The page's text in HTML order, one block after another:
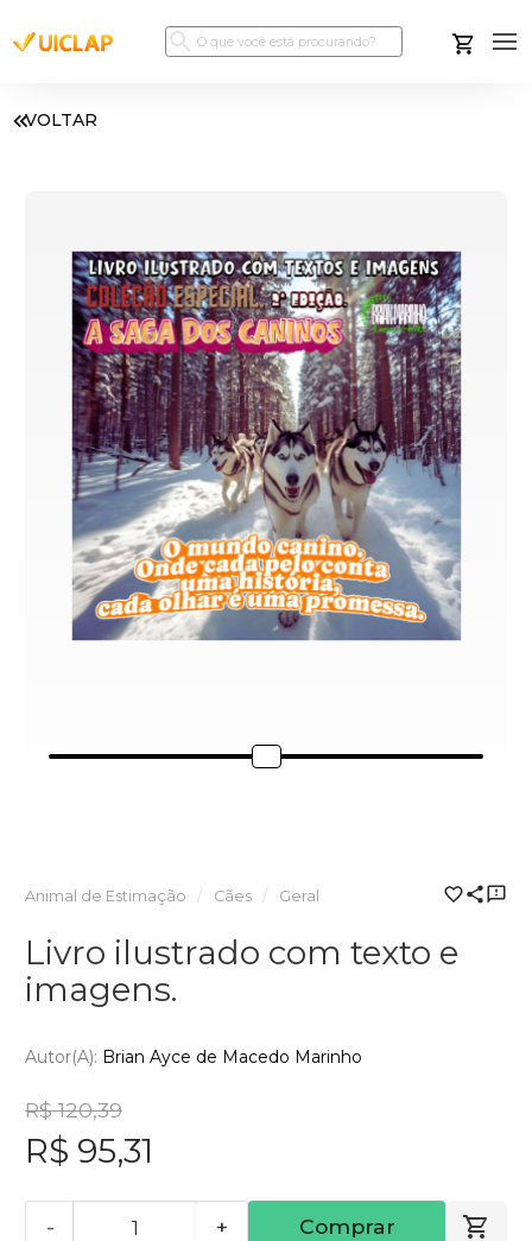
VOLTAR
Animal de Estimação Cães Geral
Livro ilustrado com texto e
imagens.
Autor(a): Brian Ayce de Macedo Marinho
R$ 120,39
R$ 95,31
- + Comprar